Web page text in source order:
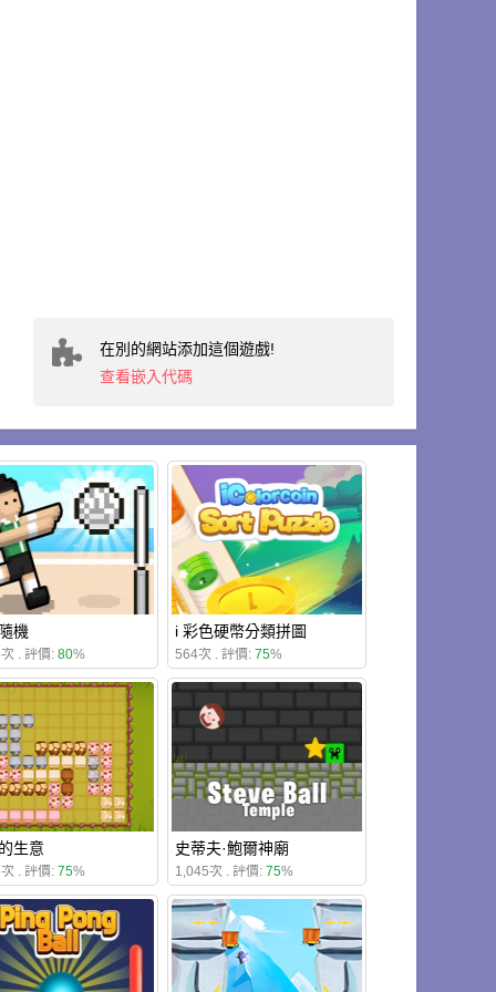
在別的網站添加這個遊戲!
查看嵌入代碼
機
. 評價: 80%
i 彩色硬幣分類拼圖
564次 . 評價: 75%
生意
. 評價: 75%
史蒂夫·鮑爾神廟
1,045次 . 評價: 75%